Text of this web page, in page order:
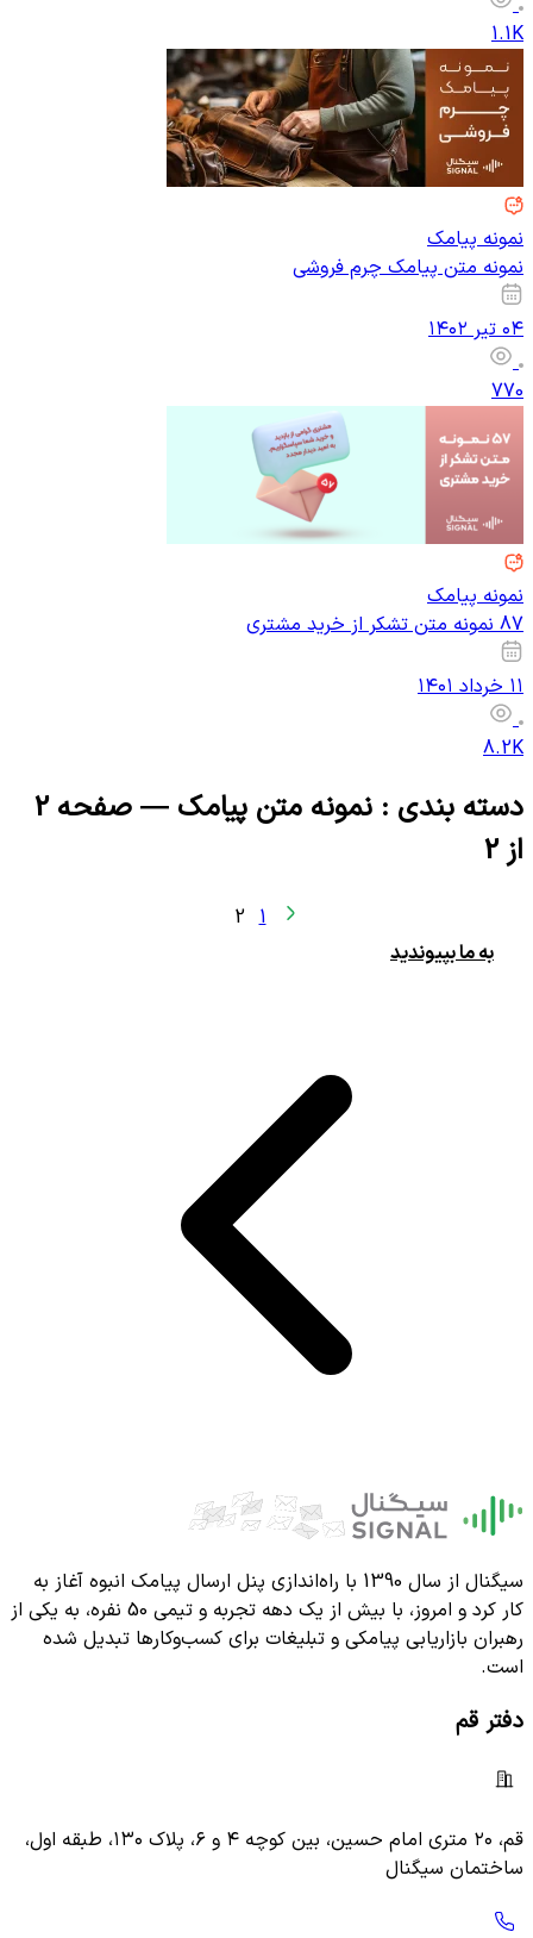
1.1K
نمونه پیامک
نمونه متن پیامک چرم فروشی
۰۴ تیر ۱۴۰۲
770
نمونه پیامک
87 نمونه متن تشکر از خرید مشتری
۱۱ خرداد ۱۴۰۱
8.2K
دسته بندی : نمونه متن پیامک
— صفحه 2
از 2
1
2
به ما بپیوندید
سیگنال از سال 1390 با راه‌اندازی پنل ارسال پیامک انبوه آغاز به
کار کرد و امروز، با بیش از یک دهه تجربه و تیمی 50 نفره، به یکی از
رهبران بازاریابی پیامکی و تبلیغات برای کسب‌وکارها تبدیل شده
است.
دفتر قم
قم، ۲۰ متری امام حسین، بین کوچه ۴ و ۶، پلاک ۱۳۰، طبقه اول،
ساختمان سیگنال